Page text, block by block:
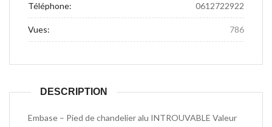
Téléphone: 0612722922
Vues: 786
DESCRIPTION
Embase – Pied de chandelier alu INTROUVABLE Valeur